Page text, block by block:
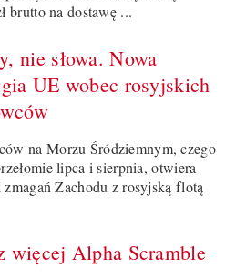
brutto na dostawę ...
nie słowa. Nowa
UE wobec rosyjskich
na Morzu Śródziemnym, czego
lipca i sierpnia, otwiera
Zachodu z rosyjską flotą
więcej Alpha Scramble